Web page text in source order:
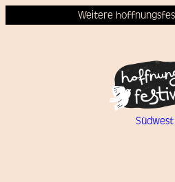
Weitere
Südwest